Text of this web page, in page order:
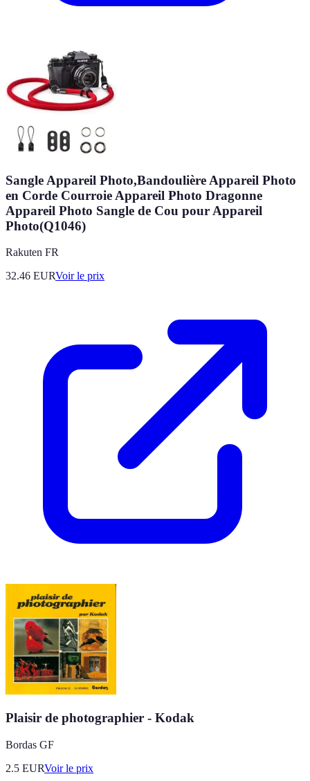
Sangle Appareil Photo,Bandoulière Appareil Photo
en Corde Courroie Appareil Photo Dragonne
Appareil Photo Sangle de Cou pour Appareil
Photo(Q1046)
Rakuten FR
32.46 EURVoir le prix
Plaisir de photographier - Kodak
Bordas GF
2.5 EURVoir le prix